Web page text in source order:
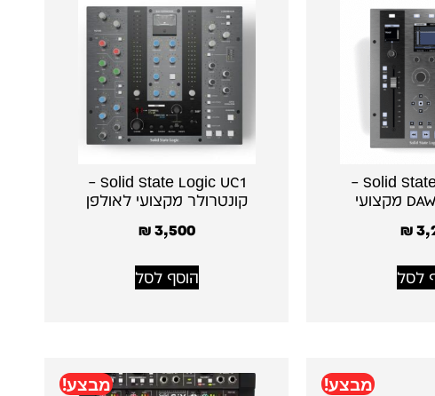
Solid State Logic UF1 –
₪
לסל
Solid State Logic UC1 –
קונטרולר מקצועי לאולפן
₪3,500
הוסף לסל
מבצע! מבצע!